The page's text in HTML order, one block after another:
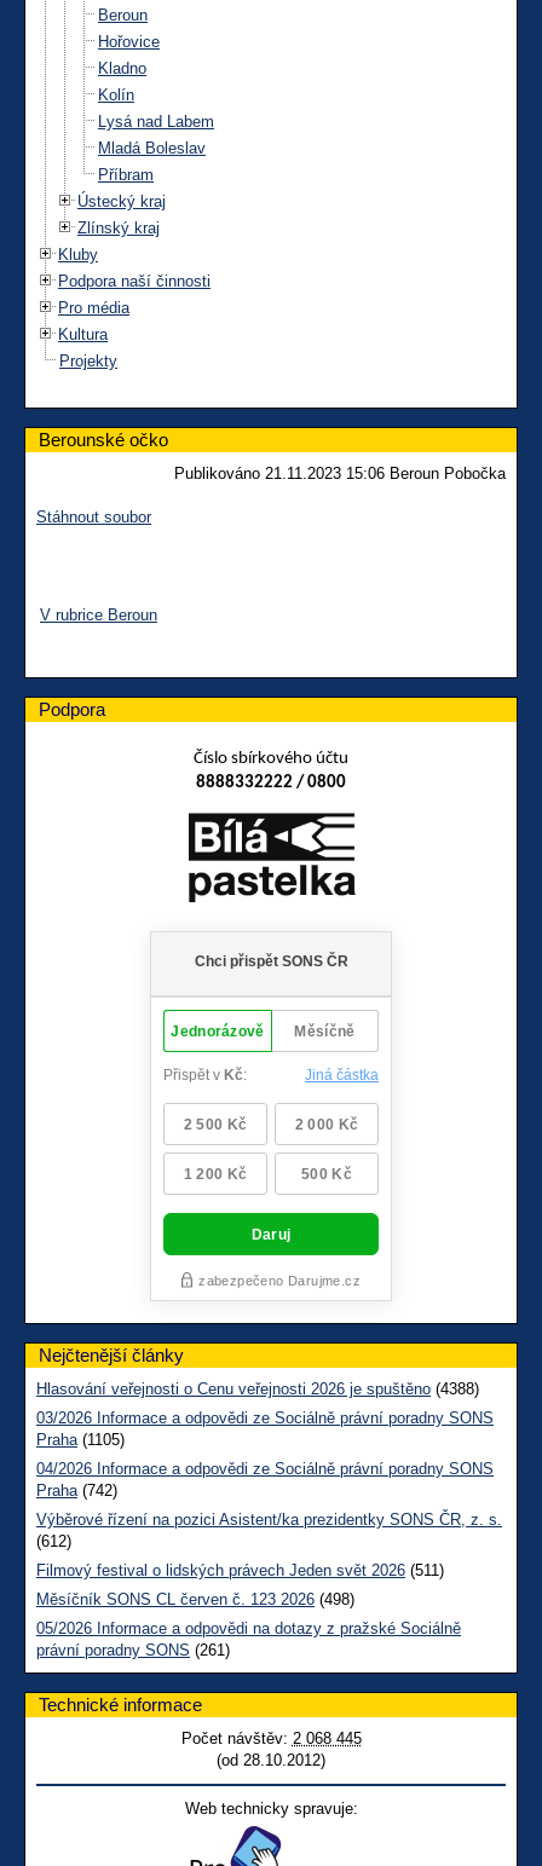
Beroun
Hořovice
Kladno
Kolín
Lysá nad Labem
Mladá Boleslav
Příbram
Ústecký kraj
Zlínský kraj
Kluby
Podpora naší činnosti
Pro média
Kultura
Projekty
Berounské očko
Publikováno 21.11.2023 15:06 Beroun Pobočka
Stáhnout soubor
V rubrice Beroun
Podpora
Číslo sbírkového účtu
8888332222 / 0800
Nejčtenější články
Hlasování veřejnosti o Cenu veřejnosti 2026 je spuštěno (4388)
03/2026 Informace a odpovědi ze Sociálně právní poradny SONS
Praha(1105)
04/2026 Informace a odpovědi ze Sociálně právní poradny SONS
Praha(742)
Výběrové řízení na pozici Asistent/ka prezidentky SONS ČR, z. s.
(612)
Filmový festival o lidských právech Jeden svět 2026 (511)
Měsíčník SONS CL červen č. 123 2026 (498)
05/2026 Informace a odpovědi na dotazy z pražské Sociálně
právní poradny SONS (261)
Technické informace
Počet návštěv: 2 068 445
(od 28.10.2012)
Web technicky spravuje: